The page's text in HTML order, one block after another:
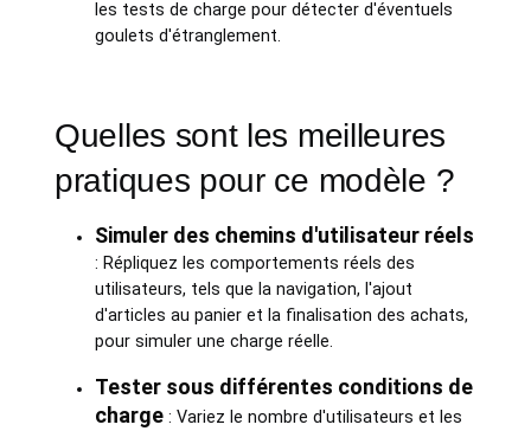
les tests de charge pour détecter d'éventuels
goulets d'étranglement.
Quelles sont les meilleures
pratiques pour ce modèle ?
Simuler des chemins d'utilisateur réels
: Répliquez les comportements réels des
utilisateurs, tels que la navigation, l'ajout
d'articles au panier et la finalisation des achats,
pour simuler une charge réelle.
Tester sous différentes conditions de
charge: Variez le nombre d'utilisateurs et les